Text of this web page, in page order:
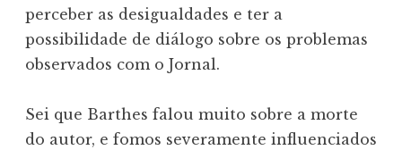
perceber as desigualdades e ter a
possibilidade de diálogo sobre os problemas
observados com o Jornal.
Sei que Barthes falou muito sobre a morte
do autor, e fomos severamente influenciados